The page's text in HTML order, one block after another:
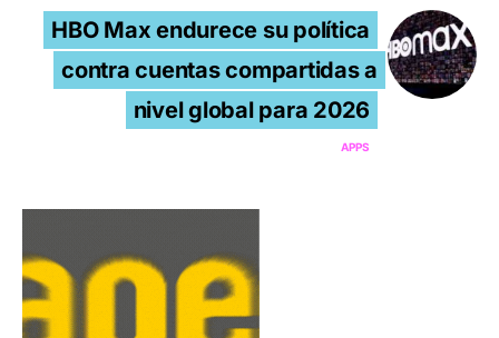
HBO Max endurece su política
contra cuentas compartidas a
nivel global para 2026
APPS